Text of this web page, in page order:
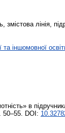
змістова лінія,
та іншомовної
в
DOI: